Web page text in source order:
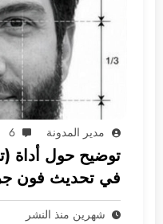
مدير المدونة 6
توضيح حول أداة
في تحديث فون
شهرين منذ النشر